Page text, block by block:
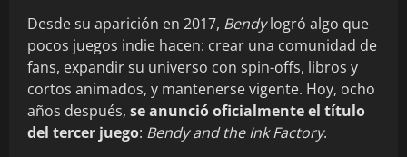
Desde su aparición en 2017, Bendylogró algo que
pocos juegos indie hacen: crear una comunidad de
fans, expandir su universo con spin-offs, libros y
cortos animados, y mantenerse vigente. Hoy, ocho
años después, se anunció oficialmente el título
del tercer juego: Bendy and the Ink Factory.